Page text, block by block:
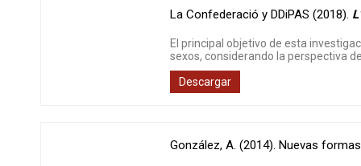
La Confederació y DDiPAS (2018)
El principal objetivo de esta
sexos, considerando la perspectiva
Descargar
González, A. (2014) .Nuevas